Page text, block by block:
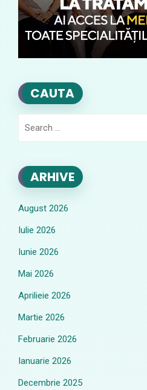
CAUTA
ARHIVE
August 2026
Iulie 2026
Iunie 2026
Mai 2026
Aprilieie 2026
Martie 2026
Februarie 2026
Ianuarie 2026
Decembrie 2025